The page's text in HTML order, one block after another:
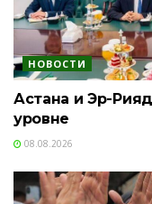
НОВОСТИ
Астана и Эр-
уровне
08.08.2026